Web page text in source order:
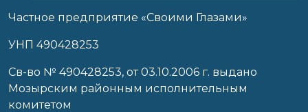
Частное предприятие «Своими Глазами»
УНП 490428253
Cв-во № 490428253, от 03.10.2006 г. выдано
Мозырским районным исполнительным
комитетом